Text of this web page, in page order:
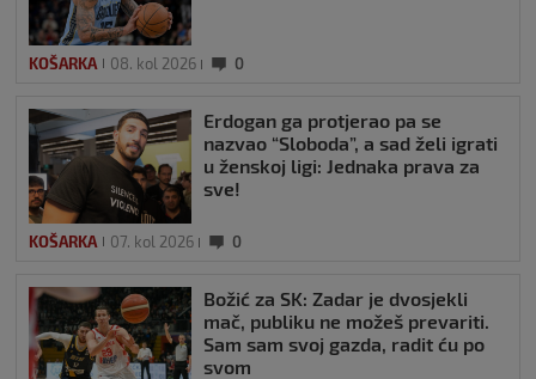
KOŠARKA 08. kol 2026 0
Erdogan ga protjerao pa se
nazvao “Sloboda”, a sad želi igrati
u ženskoj ligi: Jednaka prava za
sve!
KOŠARKA 07. kol 2026 0
Božić za SK: Zadar je dvosjekli
mač, publiku ne možeš prevariti.
Sam sam svoj gazda, radit ću po
svom